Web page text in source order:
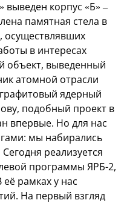
корпус «Б» –
памятная стела в
осуществлявших
в интересах
объект, выведенный
атомной отрасли
ядерный
подобный проект в
впервые. Но для нас
мы набирались
Сегодня реализуется
программы ЯРБ-2,
рамках у нас
На первый взгляд